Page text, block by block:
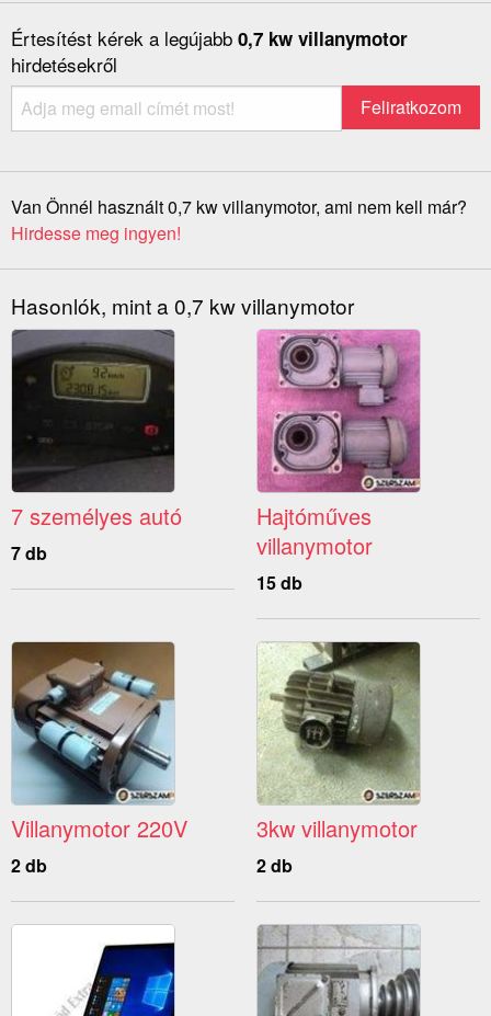
Értesítést kérek a legújabb 0,7 kw villanymotor
hirdetésekről
Van Önnél használt 0,7 kw villanymotor, ami nem kell már?
Hirdesse meg ingyen!
Hasonlók, mint a 0,7 kw villanymotor
7 személyes autó
7 db
Hajtóműves
villanymotor
15 db
Villanymotor 220V
2 db
3kw villanymotor
2 db